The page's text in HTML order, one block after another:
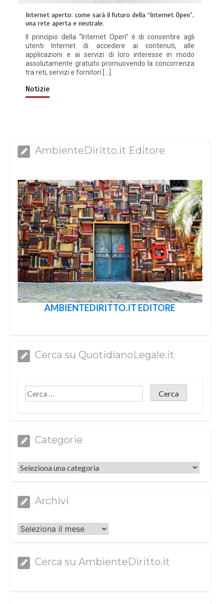
Internet aperto: come sarà il futuro della “Internet Open”,
una rete aperta e neutrale.
Il principio della “Internet Open” è di consentire agli
utenti Internet di accedere ai contenuti, alle
applicazioni e ai servizi di loro interesse in modo
assolutamente gratuito promuovendo la concorrenza
tra reti, servizi e fornitori […]
Notizie
AmbienteDiritto.it Editore
AMBIENTEDIRITTO.IT EDITORE
Cerca su QuotidianoLegale.it
Categorie
Categorie
Archivi
Archivi
Cerca su AmbienteDiritto.it